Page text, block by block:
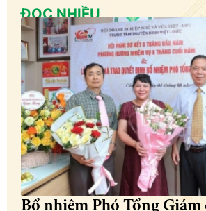
ĐỌC NHIỀU
Bổ nhiệm Phó Tổng Giám